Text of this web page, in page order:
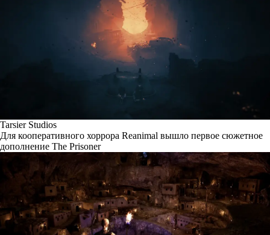
Tarsier Studios
Для кооперативного хоррора Reanimal вышло первое сюжетное
дополнение The Prisoner